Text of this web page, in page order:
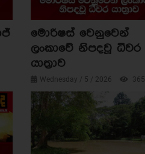
මොරිෂස් වෙනුවෙන්
ලංකාවේ නිපදවූ ධීවර
යාත්‍රාව
Wednesday / 5 / 2026 365